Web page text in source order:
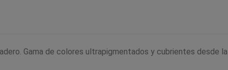
Gama de colores ultrapigmentados y cubrientes desde